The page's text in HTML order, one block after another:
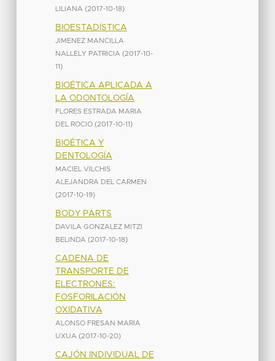
LILIANA (2017-10-18)
BIOESTADÍSTICA
JIMENEZ MANCILLA
NALLELY PATRICIA (2017-10-
11)
BIOÉTICA APLICADA A
LA ODONTOLOGÍA
FLORES ESTRADA MARIA
DEL ROCIO (2017-10-11)
BIOÉTICA Y
DENTOLOGÍA
MACIEL VILCHIS
ALEJANDRA DEL CARMEN
(2017-10-19)
BODY PARTS
DAVILA GONZALEZ MITZI
BELINDA (2017-10-18)
CADENA DE
TRANSPORTE DE
ELECTRONES:
FOSFORILACIÓN
OXIDATIVA
ALONSO FRESAN MARIA
UXUA (2017-10-20)
CAJÓN INDIVIDUAL DE